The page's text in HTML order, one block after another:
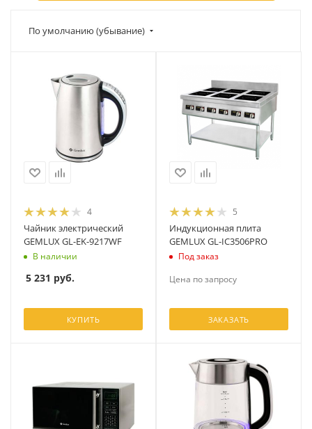
По умолчанию (убывание)
4
Чайник электрический
GEMLUX GL-EK-9217WF
В наличии
5 231 руб.
КУПИТЬ
5
Индукционная плита
GEMLUX GL-IC3506PRO
Под заказ
Цена по запросу
ЗАКАЗАТЬ